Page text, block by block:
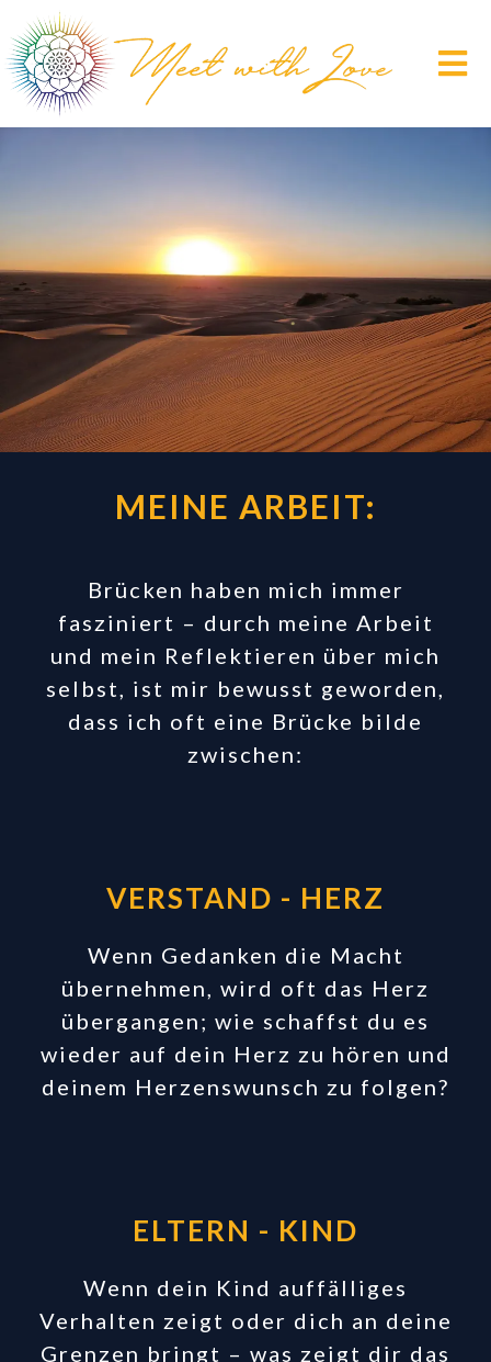
MEINE ARBEIT:
Brücken haben mich immer
fasziniert – durch meine Arbeit
und mein Reflektieren über mich
selbst, ist mir bewusst geworden,
dass ich oft eine Brücke bilde
zwischen:
VERSTAND - HERZ
Wenn Gedanken die Macht
übernehmen, wird oft das Herz
übergangen; wie schaffst du es
wieder auf dein Herz zu hören und
deinem Herzenswunsch zu folgen?
ELTERN - KIND
Wenn dein Kind auffälliges
Verhalten zeigt oder dich an deine
Grenzen bringt – was zeigt dir das